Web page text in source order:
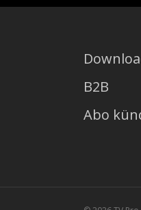
B2B
Abo